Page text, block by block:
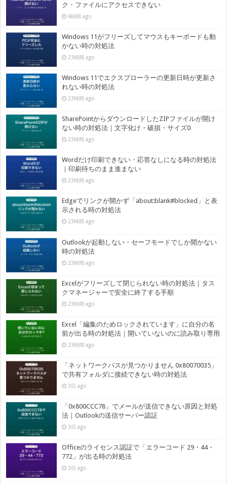
ク・ファイルにアクセスできない
6時間 ago
Windows 11がフリーズしてマウスもキーボードも動
かない時の対処法
23時間 ago
Windows 11でエクスプローラーの更新日時が更新さ
れない時の対処法
23時間 ago
SharePointからダウンロードしたZIPファイルが開け
ない時の対処法｜文字化け・破損・サイズ0
23時間 ago
Wordだけ印刷できない・応答なしになる時の対処法
｜印刷待ちのまま進まない
23時間 ago
Edgeでリンクが開かず「about:blank#blocked」と表
示される時の対処法
23時間 ago
Outlookが起動しない・セーフモードでしか開かない
時の対処法
23時間 ago
Excelがフリーズして閉じられない時の対処法｜タス
クマネージャーで安全に終了する手順
23時間 ago
Excel「編集のためロックされています」に自分の名
前が出る時の対処法｜開いていないのに読み取り専用
23時間 ago
「ネットワークパスが見つかりません 0x80070035」
で共有フォルダに接続できない時の対処法
3日 ago
「0x800CCC78」でメールが送信できない原因と対処
法｜Outlookの送信サーバー認証
3日 ago
Officeのライセンス認証で「エラーコード 29・44・
772」が出る時の対処法
3日 ago